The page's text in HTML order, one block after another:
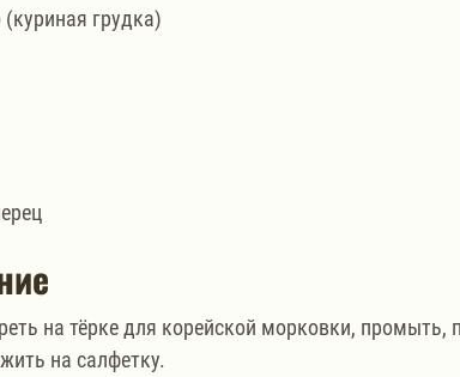
грудка)
на тёрке для корейской морковки, промыть,
на салфетку.